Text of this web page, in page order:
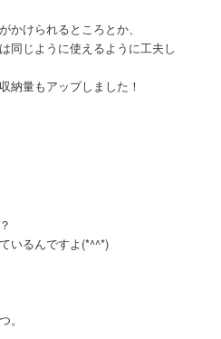
かけられるところとか、
同じように使えるように工夫し
納量もアップしました！
いるんですよ(*^^*)
。